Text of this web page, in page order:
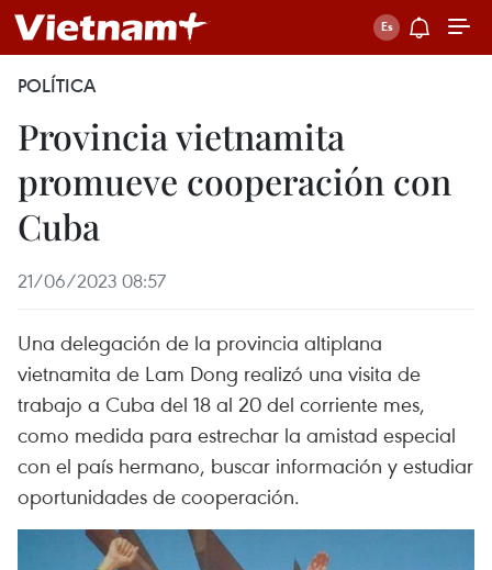
POLÍTICA
Provincia vietnamita
promueve cooperación con
Cuba
21/06/2023 08:57
Una delegación de la provincia altiplana
vietnamita de Lam Dong realizó una visita de
trabajo a Cuba del 18 al 20 del corriente mes,
como medida para estrechar la amistad especial
con el país hermano, buscar información y estudiar
oportunidades de cooperación.